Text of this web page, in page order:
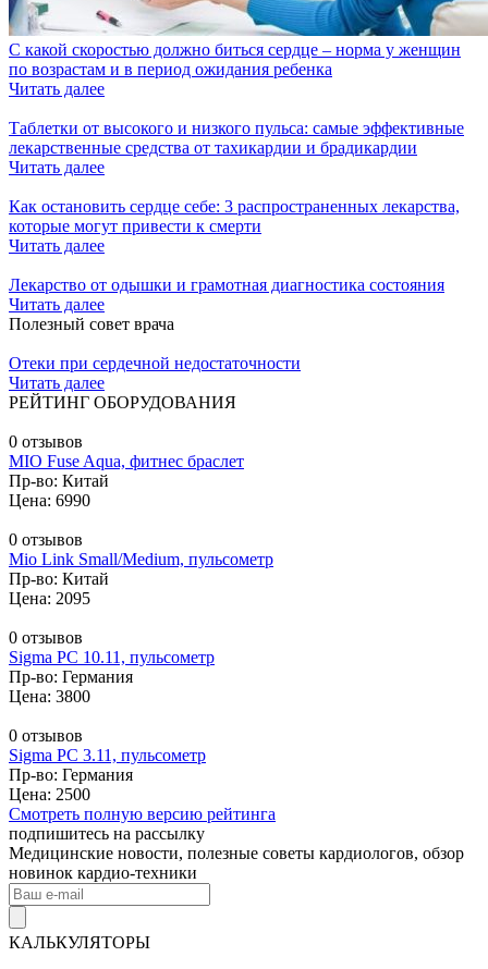
С какой скоростью должно биться сердце – норма у женщин
по возрастам и в период ожидания ребенка
Читать далее
Таблетки от высокого и низкого пульса: самые эффективные
лекарственные средства от тахикардии и брадикардии
Читать далее
Как остановить сердце себе: 3 распространенных лекарства,
которые могут привести к смерти
Читать далее
Лекарство от одышки и грамотная диагностика состояния
Читать далее
Полезный совет врача
Отеки при сердечной недостаточности
Читать далее
РЕЙТИНГ ОБОРУДОВАНИЯ
0 отзывов
MIO Fuse Aqua, фитнес браслет
Пр-во: Китай
Цена: 6990
0 отзывов
Mio Link Small/Medium, пульсометр
Пр-во: Китай
Цена: 2095
0 отзывов
Sigma PC 10.11, пульсометр
Пр-во: Германия
Цена: 3800
0 отзывов
Sigma PC 3.11, пульсометр
Пр-во: Германия
Цена: 2500
Смотреть полную версию рейтинга
подпишитесь на рассылку
Медицинские новости, полезные советы кардиологов, обзор
новинок кардио-техники
КАЛЬКУЛЯТОРЫ